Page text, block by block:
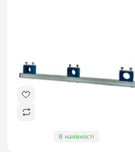
В наявності